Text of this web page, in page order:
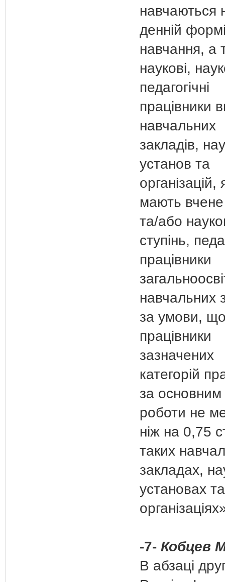
навчаються
денній
навчання, а
наукові,
педагогічні
працівники
навчальних
закладів,
установ та
організацій,
мають
та/або
ступінь,
працівники
навчальних
за умови,
працівники
зазначених
категорій
за основним
роботи не
ніж на 0,75
таких
закладах,
установах та
-7- Кобцев
В абзаці